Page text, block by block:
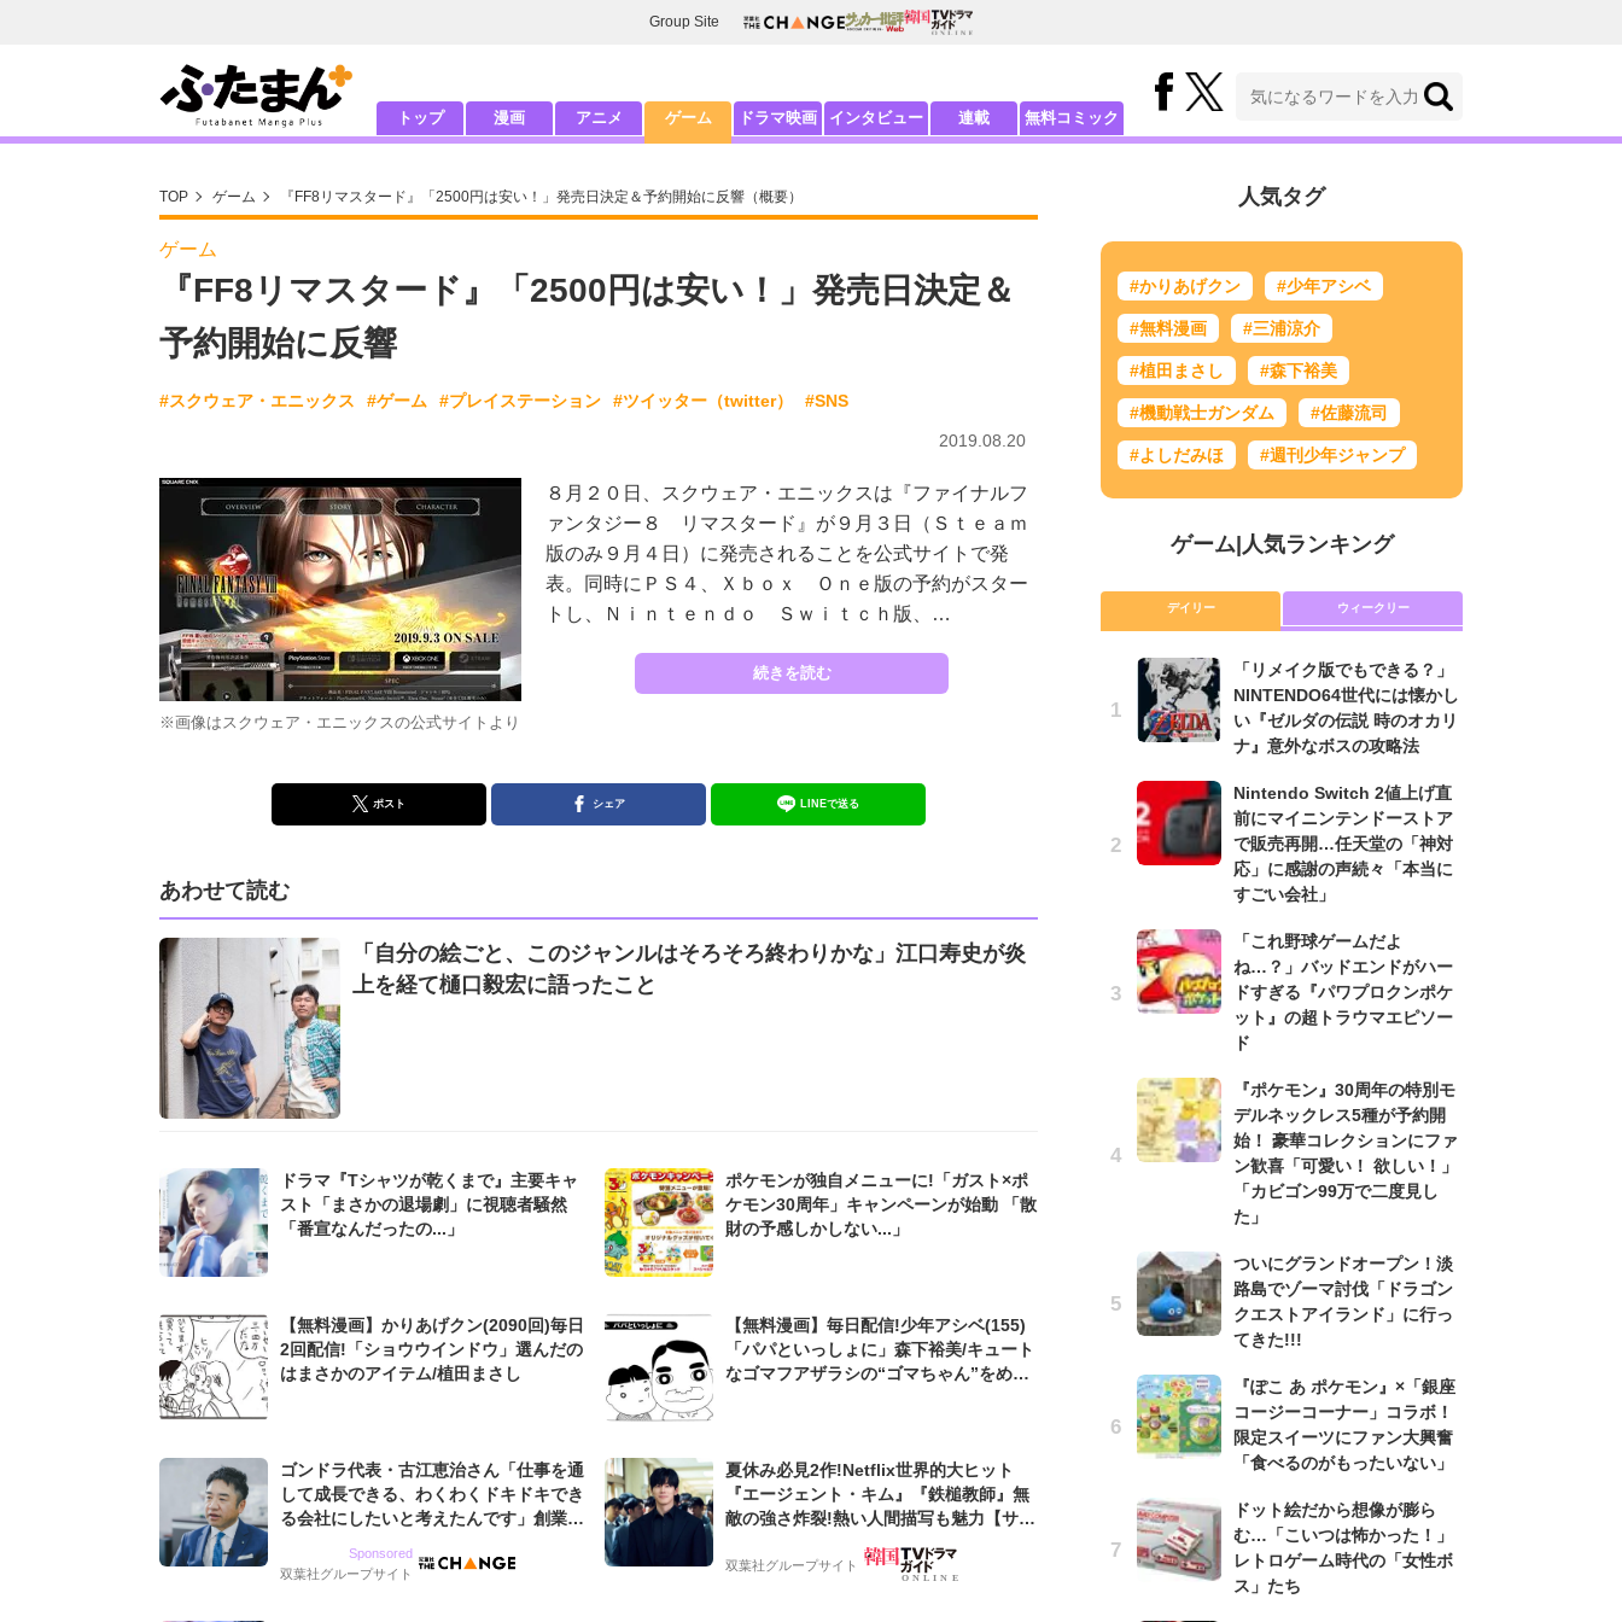
Group Site
トップ 漫画 アニメ ゲーム ドラマ映画 インタビュー 連載 無料コミック
TOP ゲーム 『FF8リマスタード』「2500円は安い！」発売日決定＆予約開始に反響（概要）
ゲーム
『FF8リマスタード』「2500円は安い！」発売日決定＆
予約開始に反響
#スクウェア・エニックス #ゲーム #プレイステーション #ツイッター（twitter） #SNS
2019.08.20
※画像はスクウェア・エニックスの公式サイトより
８月２０日、スクウェア・エニックスは『ファイナルフ
ァンタジー８ リマスタード』が９月３日（Ｓｔｅａｍ
版のみ９月４日）に発売されることを公式サイトで発
表。同時にＰＳ４、Ｘｂｏｘ Ｏｎｅ版の予約がスター
トし、Ｎｉｎｔｅｎｄｏ Ｓｗｉｔｃｈ版、…
続きを読む
ポスト シェア LINEで送る
あわせて読む
「自分の絵ごと、このジャンルはそろそろ終わりかな」江口寿史が炎
上を経て樋口毅宏に語ったこと
ドラマ『Tシャツが乾くまで』主要キャ
スト「まさかの退場劇」に視聴者騒然
「番宣なんだったの...」
ポケモンが独自メニューに!「ガスト×ポ
ケモン30周年」キャンペーンが始動 「散
財の予感しかしない...」
【無料漫画】かりあげクン(2090回)毎日
2回配信!「ショウウインドウ」選んだの
はまさかのアイテム/植田まさし
【無料漫画】毎日配信!少年アシベ(155)
「パパといっしょに」森下裕美/キュート
なゴマフアザラシの“ゴマちゃん”をめぐ
ゴンドラ代表・古江恵治さん「仕事を通
して成長できる、わくわくドキドキでき
る会社にしたいと考えたんです」創業来
グ会社のアイデンティティ
Sponsored
双葉社グループサイト
夏休み必見2作!Netflix世界的大ヒット
『エージェント・キム』『鉄槌教師』無
敵の強さ炸裂!熱い人間描写も魅力【サラ
双葉社グループサイト
人気タグ
#かりあげクン #少年アシベ
#無料漫画 #三浦涼介
#植田まさし #森下裕美
#機動戦士ガンダム #佐藤流司
#よしだみほ #週刊少年ジャンプ
ゲーム| 人気ランキング
デイリー ウィークリー
「リメイク版でもできる？」
NINTENDO64世代には懐かし
い『ゼルダの伝説 時のオカリ
ナ』意外なボスの攻略法
Nintendo Switch 2値上げ直
前にマイニンテンドーストア
で販売再開…任天堂の「神対
応」に感謝の声続々「本当に
すごい会社」
「これ野球ゲームだよ
ね…？」バッドエンドがハー
ドすぎる『パワプロクンポケ
ット』の超トラウマエピソー
ド
『ポケモン』30周年の特別モ
デルネックレス5種が予約開
始！ 豪華コレクションにファ
ン歓喜「可愛い！ 欲しい！」
「カビゴン99万で二度見し
た」
ついにグランドオープン！淡
路島でゾーマ討伐「ドラゴン
クエストアイランド」に行っ
てきた!!!
『ぽこ あ ポケモン』×「銀座
コージーコーナー」コラボ！
限定スイーツにファン大興奮
「食べるのがもったいない」
ドット絵だから想像が膨ら
む…「こいつは怖かった！」
レトロゲーム時代の「女性ボ
ス」たち